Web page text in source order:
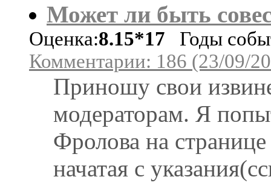
Может ли быть
Оценка:8.15*17 Годы
Комментарии: 186 (23/09/
Приношу свои
модераторам. Я
Фролова на
начатая с